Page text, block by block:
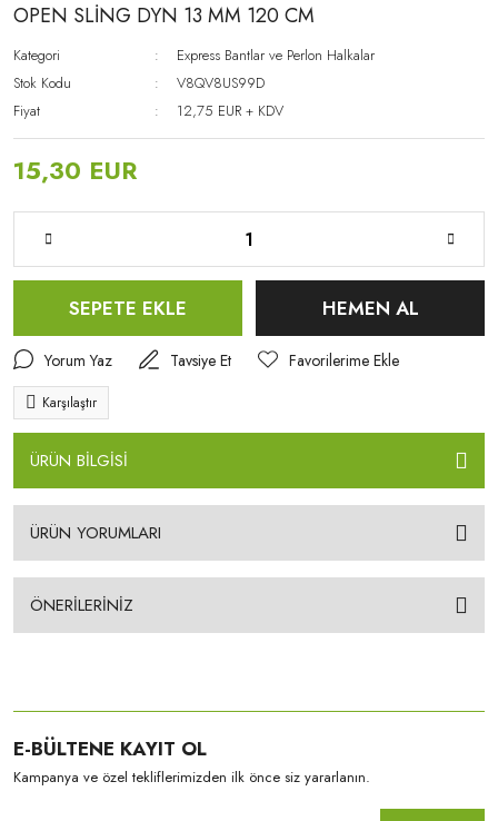
OPEN SLİNG DYN 13 MM 120 CM
Kategori
Express Bantlar ve Perlon Halkalar
Stok Kodu
V8QV8US99D
Fiyat
12,75 EUR + KDV
15,30 EUR
SEPETE EKLE HEMEN AL
Yorum Yaz Tavsiye Et
Karşılaştır
ÜRÜN BİLGİSİ
ÜRÜN YORUMLARI
ÖNERİLERİNİZ
E-BÜLTENE KAYIT OL
Kampanya ve özel tekliflerimizden ilk önce siz yararlanın.